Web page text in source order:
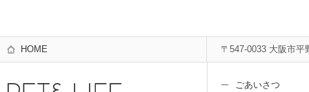
HOME 〒547-0033 大阪市平
ごあいさつ